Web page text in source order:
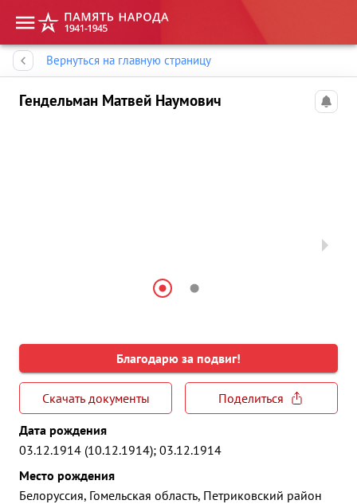
Вернуться на главную страницу
Гендельман Матвей Наумович
Благодарю за подвиг!
Скачать документы
Поделиться
Дата рождения
03.12.1914 (10.12.1914); 03.12.1914
Место рождения
Белоруссия, Гомельская область, Петриковский район
Память народа